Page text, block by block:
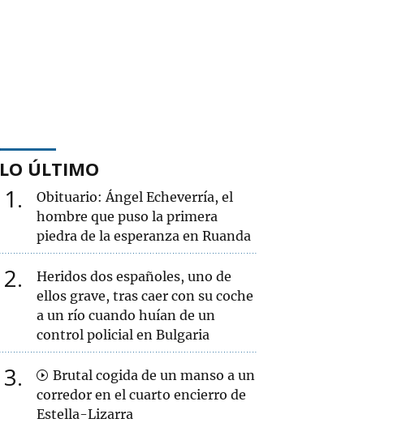
LO ÚLTIMO
1
Obituario: Ángel Echeverría, el
hombre que puso la primera
piedra de la esperanza en Ruanda
2
Heridos dos españoles, uno de
ellos grave, tras caer con su coche
a un río cuando huían de un
control policial en Bulgaria
3
Brutal cogida de un manso a un
corredor en el cuarto encierro de
Estella-Lizarra